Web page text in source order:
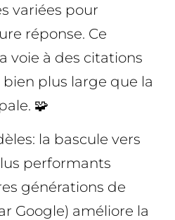
variées pour
réponse. Ce
voie à des citations
bien plus large que la
🧩
la bascule vers
performants
générations de
Google) améliore la